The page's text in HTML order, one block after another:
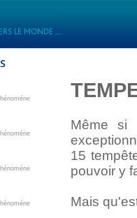
Même si
15
pouvoir y
Mais